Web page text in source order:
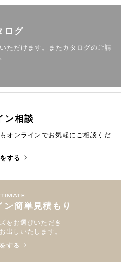
ログ
ただけます。
またカタログのご請
ン相談
オンラインでお気軽にご相談くだ
する
ン簡単見積もり
をお選びいただき
出しいたします。
する